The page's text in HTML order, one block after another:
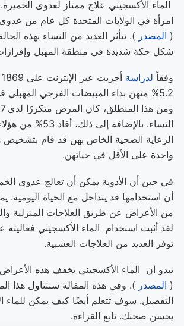
امرأة في الولايات المتحدة كل عام من عدوى
( المصدر ). تتأثر العديد من النساء بهذه
شكل حكة شديدة في منطقة المهبل
وفقاً لدراسة
5.2% منهن بداء المبيضات الفرجي
النساء. بالإضافة إلى
الرعاية الصحية الخاص بهن قد قام بتشخيص
واحدة على الأقل في حياتهن.
في حين أن الأدوية يمكن أن تعالج عدوى
أن استخدامها قد يتداخل مع الحياة اليومية.
من الأعراض عن طريق العلاجات المنزلية
لقد أثبت استخدام الماء الأكسجيني
توفر العديد من العلاجات العشبية.
يبدو أن الماء الأكسجيني يخفف هذه
( المصدر ). وفي هذه المقالة سنتناول هذا
التفصيل. سوف تتعلم أيضًا كيف يمكن للماء
يحسن صحتك. تابع القراءة.